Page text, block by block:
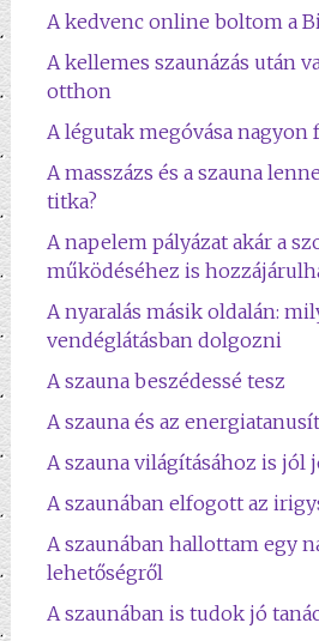
A kedvenc online boltom a
A kellemes szaunázás után
otthon
A légutak megóvása nagyon
A masszázs és a szauna
titka?
A napelem pályázat akár a
működéséhez is
A nyaralás másik oldalán:
vendéglátásban dolgozni
A szauna beszédessé tesz
A szauna és az
A szauna világításához is jól
A szaunában elfogott az
A szaunában hallottam egy
lehetőségről
A szaunában is tudok jó